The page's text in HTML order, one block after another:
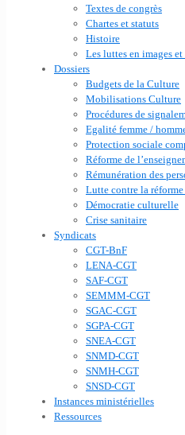
Textes de congrès
Chartes et statuts
Histoire
Les luttes en images et
Dossiers
Budgets de la Culture
Mobilisations Culture
Procédures de
Egalité femme /
Protection sociale
Réforme de
Rémunération des
Lutte contre la réforme
Démocratie culturelle
Crise sanitaire
Syndicats
CGT-BnF
LENA-CGT
SAF-CGT
SEMMM-CGT
SGAC-CGT
SGPA-CGT
SNEA-CGT
SNMD-CGT
SNMH-CGT
SNSD-CGT
Instances ministérielles
Ressources